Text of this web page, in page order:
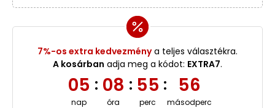
7%-os extra kedvezménya teljes választékra.
A kosárban adja meg a kódot: EXTRA7.
05
nap
: 08
óra
: 55
perc
: 55
másodperc